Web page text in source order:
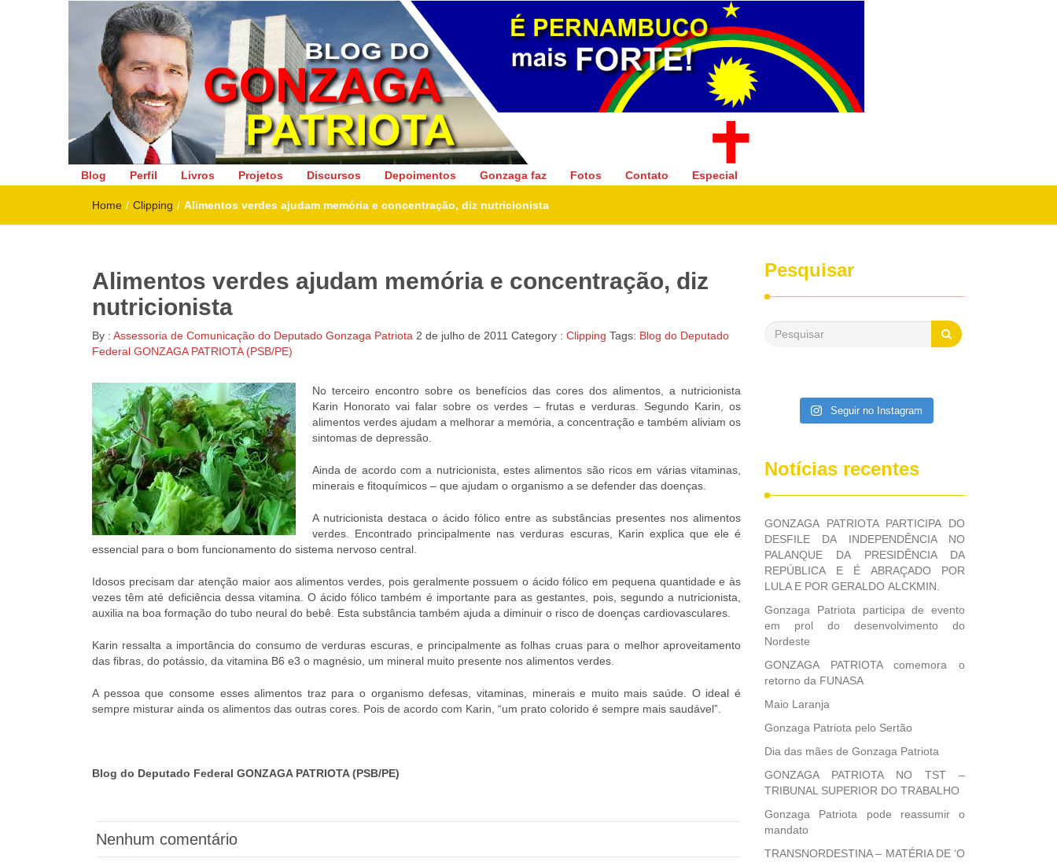
Gonzaga Patriota
Deputado Federal
Blog Perfil Livros Projetos Discursos Depoimentos Gonzaga faz Fotos Contato Especial
Home / Clipping / Alimentos verdes ajudam memória e concentração, diz nutricionista
Alimentos verdes ajudam memória e concentração, diz
nutricionista
By : Assessoria de Comunicação do Deputado Gonzaga Patriota 2 de julho de 2011 Category : Clipping Tags: Blog do Deputado
Federal GONZAGA PATRIOTA (PSB/PE)
No terceiro encontro sobre os benefícios das cores dos alimentos, a nutricionista
Karin Honorato vai falar sobre os verdes – frutas e verduras. Segundo Karin, os
alimentos verdes ajudam a melhorar a memória, a concentração e também aliviam os
sintomas de depressão.
Ainda de acordo com a nutricionista, estes alimentos são ricos em várias vitaminas,
minerais e fitoquímicos – que ajudam o organismo a se defender das doenças.
A nutricionista destaca o ácido fólico entre as substâncias presentes nos alimentos
verdes. Encontrado principalmente nas verduras escuras, Karin explica que ele é
essencial para o bom funcionamento do sistema nervoso central.
Idosos precisam dar atenção maior aos alimentos verdes, pois geralmente possuem o ácido fólico em pequena quantidade e às
vezes têm até deficiência dessa vitamina. O ácido fólico também é importante para as gestantes, pois, segundo a nutricionista,
auxilia na boa formação do tubo neural do bebê. Esta substância também ajuda a diminuir o risco de doenças cardiovasculares.
Karin ressalta a importância do consumo de verduras escuras, e principalmente as folhas cruas para o melhor aproveitamento
das fibras, do potássio, da vitamina B6 e3 o magnésio, um mineral muito presente nos alimentos verdes.
A pessoa que consome esses alimentos traz para o organismo defesas, vitaminas, minerais e muito mais saúde. O ideal é
sempre misturar ainda os alimentos das outras cores. Pois de acordo com Karin, “um prato colorido é sempre mais saudável”.
Blog do Deputado Federal GONZAGA PATRIOTA (PSB/PE)
Nenhum comentário
Pesquisar
Seguir no Instagram
Notícias recentes
GONZAGA PATRIOTA PARTICIPA DO
DESFILE DA INDEPENDÊNCIA NO
PALANQUE DA PRESIDÊNCIA DA
REPÚBLICA E É ABRAÇADO POR
LULA E POR GERALDO ALCKMIN.
Gonzaga Patriota participa de evento
em prol do desenvolvimento do
Nordeste
GONZAGA PATRIOTA comemora o
retorno da FUNASA
Maio Laranja
Gonzaga Patriota pelo Sertão
Dia das mães de Gonzaga Patriota
GONZAGA PATRIOTA NO TST –
TRIBUNAL SUPERIOR DO TRABALHO
Gonzaga Patriota pode reassumir o
mandato
TRANSNORDESTINA – MATÉRIA DE ‘O